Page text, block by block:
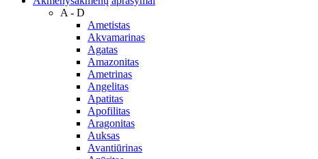
A - D
Ametistas
Akvamarinas
Agatas
Amazonitas
Ametrinas
Angelitas
Apatitas
Apofilitas
Aragonitas
Auksas
Avantiūrinas